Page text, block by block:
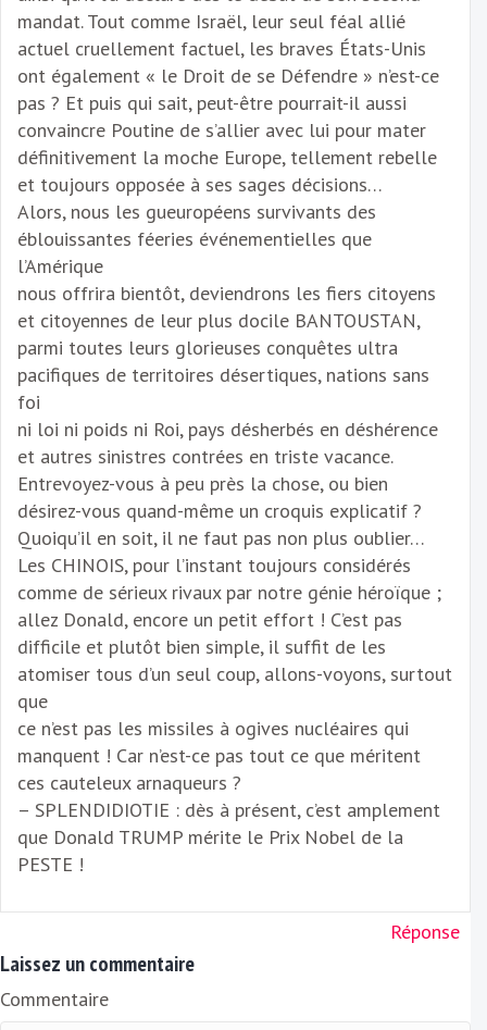
mandat. Tout comme Israël, leur seul féal allié
actuel cruellement factuel, les braves États-Unis
ont également « le Droit de se Défendre » n’est-ce
pas ? Et puis qui sait, peut-être pourrait-il aussi
convaincre Poutine de s’allier avec lui pour mater
définitivement la moche Europe, tellement rebelle
et toujours opposée à ses sages décisions…
Alors, nous les gueuropéens survivants des
éblouissantes féeries événementielles que
l’Amérique
nous offrira bientôt, deviendrons les fiers citoyens
et citoyennes de leur plus docile BANTOUSTAN,
parmi toutes leurs glorieuses conquêtes ultra
pacifiques de territoires désertiques, nations sans
foi
ni loi ni poids ni Roi, pays désherbés en déshérence
et autres sinistres contrées en triste vacance.
Entrevoyez-vous à peu près la chose, ou bien
désirez-vous quand-même un croquis explicatif ?
Quoiqu’il en soit, il ne faut pas non plus oublier…
Les CHINOIS, pour l’instant toujours considérés
comme de sérieux rivaux par notre génie héroïque ;
allez Donald, encore un petit effort ! C’est pas
difficile et plutôt bien simple, il suffit de les
atomiser tous d’un seul coup, allons-voyons, surtout
que
ce n’est pas les missiles à ogives nucléaires qui
manquent ! Car n’est-ce pas tout ce que méritent
ces cauteleux arnaqueurs ?
– SPLENDIDIOTIE : dès à présent, c’est amplement
que Donald TRUMP mérite le Prix Nobel de la
PESTE !
Réponse
Laissez un commentaire
Commentaire